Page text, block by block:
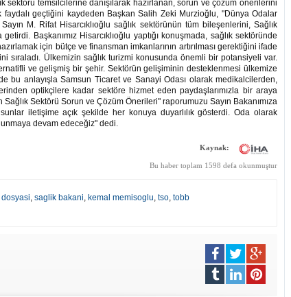
sektörü temsilcilerine danışılarak hazırlanan, sorun ve çözüm önerilerini
faydalı geçtiğini kaydeden Başkan Salih Zeki Murzioğlu, "Dünya Odalar
M. Rifat Hisarcıklıoğlu sağlık sektörünün tüm bileşenlerini, Sağlık
Başkanımız Hisarcıklıoğlu yaptığı konuşmada, sağlık sektöründe
için bütçe ve finansman imkanlarının artırılması gerektiğini ifade
sıraladı. Ülkemizin sağlık turizmi konusunda önemli bir potansiyeli var.
ve gelişmiş bir şehir. Sektörün gelişiminin desteklenmesi ülkemize
bu anlayışla Samsun Ticaret ve Sanayi Odası olarak medikalcilerden,
optikçilere kadar sektöre hizmet eden paydaşlarımızla bir araya
Sağlık Sektörü Sorun ve Çözüm Önerileri" raporumuzu Sayın Bakanımıza
iletişime açık şekilde her konuya duyarlılık gösterdi. Oda olarak
devam edeceğiz" dedi.
Kaynak:
Bu haber toplam 1598 defa okunmuştur
, saglik bakani, kemal memisoglu, tso, tobb